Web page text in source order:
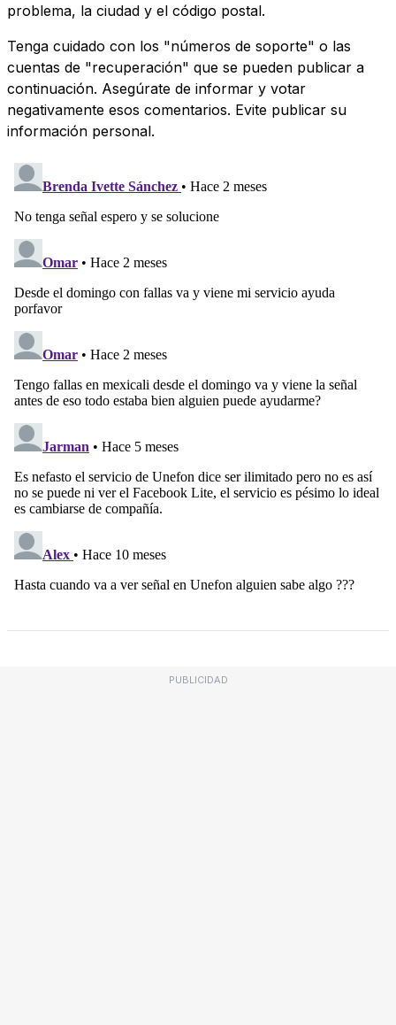
problema, la ciudad y el código postal.
Tenga cuidado con los "números de soporte" o las
cuentas de "recuperación" que se pueden publicar a
continuación. Asegúrate de informar y votar
negativamente esos comentarios. Evite publicar su
información personal.
PUBLICIDAD